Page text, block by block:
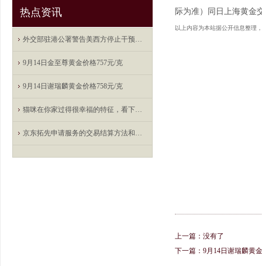
热点资讯
外交部驻港公署警告美西方停止干预香港司法政治操弄
9月14日金至尊黄金价格757元/克
9月14日谢瑞麟黄金价格758元/克
猫咪在你家过得很幸福的特征，看下你家猫有哪几条
京东拓先申请服务的交易结算方法和装置专利, 为服务类物品线上交易和结算提供便利
际为准）同日上海黄金
以上内容为本站据公开信息整理
上一篇：没有了
下一篇： 9月14日谢瑞麟黄